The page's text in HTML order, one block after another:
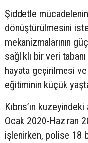
Şiddetle
dönüştürülmesini
mekanizmalarının
sağlıklı bir veri
hayata geçirilmesi
eğitiminin küçük
Kıbrıs’ın
Ocak 2020-Haziran
işlenirken, polise 18